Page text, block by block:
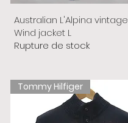
Australian L'Alpina vintage
Wind jacket L
Rupture de stock
Tommy Hilfiger